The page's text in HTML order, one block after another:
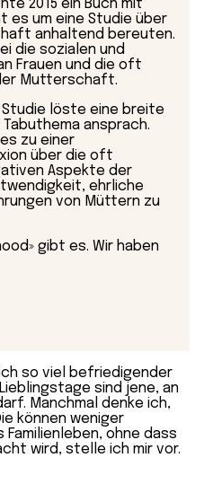
2015 ein Buch mit
es um eine Studie über
anhaltend bereuten.
die sozialen und
Frauen und die oft
Mutterschaft.
löste eine breite
ansprach.
zu einer
über die oft
Aspekte der
ehrliche
von Müttern zu
gibt es. Wir haben
so viel befriedigender
sind jene, an
Manchmal denke ich,
können weniger
ohne dass
wird, stelle ich mir vor.